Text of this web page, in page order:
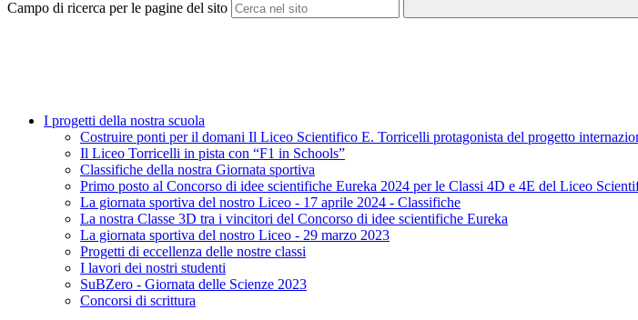
Campo di ricerca per le pagine del sito
I progetti della nostra scuola
Costruire ponti per il domani Il Liceo Scientifico E. Torricelli protagonista del progetto
Il Liceo Torricelli in pista con “F1 in Schools”
Classifiche della nostra Giornata sportiva
Primo posto al Concorso di idee scientifiche Eureka 2024 per le Classi 4D e 4E del Liceo
La giornata sportiva del nostro Liceo - 17 aprile 2024 - Classifiche
La nostra Classe 3D tra i vincitori del Concorso di idee scientifiche Eureka
La giornata sportiva del nostro Liceo - 29 marzo 2023
Progetti di eccellenza delle nostre classi
I lavori dei nostri studenti
SuBZero - Giornata delle Scienze 2023
Concorsi di scrittura